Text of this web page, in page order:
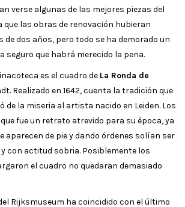
verse algunas de las mejores piezas del
que las obras de renovación hubieran
de dos años, pero todo se ha demorado un
seguro que habrá merecido la pena.
es el cuadro de La Ronda de
Realizado en 1642, cuenta la tradición que
de la miseria al artista nacido en Leiden. Los
fue un retrato atrevido para su época, ya
aparecen de pie y dando órdenes solían ser
con actitud sobria. Posiblemente los
el cuadro no quedaran demasiado
Rijksmuseum ha coincidido con el último